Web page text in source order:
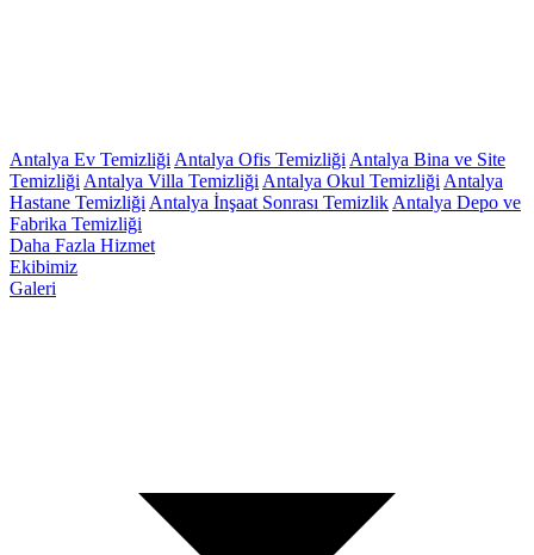
Antalya Ev Temizliği Antalya Ofis Temizliği Antalya Bina ve Site
Temizliği Antalya Villa Temizliği Antalya Okul Temizliği Antalya
Hastane Temizliği Antalya İnşaat Sonrası Temizlik Antalya Depo ve
Fabrika Temizliği
Daha Fazla Hizmet
Ekibimiz
Galeri